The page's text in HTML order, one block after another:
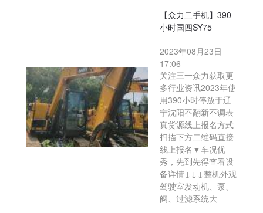
【众力二手机】390
小时国四SY75
2023年08月23日
17:06
关注三一众力获取更
多行业资讯2023年使
用390小时停放于辽
宁沈阳不翻新不调表
真货源线上报名方式
扫描下方二维码直接
线上报名▼车况优
秀，先到先得查看设
备详情↓↓↓整机外观
驾驶室发动机、泵、
阀、过滤系统大